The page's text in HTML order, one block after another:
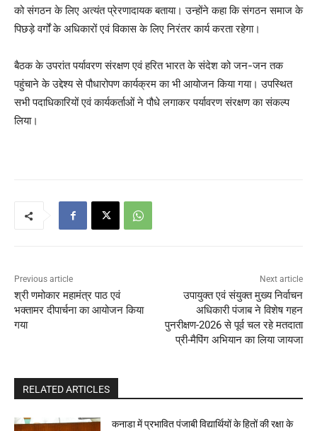
को संगठन के लिए अत्यंत प्रेरणादायक बताया। उन्होंने कहा कि संगठन समाज के
पिछड़े वर्गों के अधिकारों एवं विकास के लिए निरंतर कार्य करता रहेगा।
बैठक के उपरांत पर्यावरण संरक्षण एवं हरित भारत के संदेश को जन-जन तक
पहुंचाने के उद्देश्य से पौधारोपण कार्यक्रम का भी आयोजन किया गया। उपस्थित
सभी पदाधिकारियों एवं कार्यकर्ताओं ने पौधे लगाकर पर्यावरण संरक्षण का संकल्प
लिया।
Previous article
श्री णमोकार महामंत्र पाठ एवं
भक्तामर दीपार्चना का आयोजन किया
गया
Next article
उपायुक्त एवं संयुक्त मुख्य निर्वाचन
अधिकारी पंजाब ने विशेष गहन
पुनरीक्षण-2026 से पूर्व चल रहे मतदाता
प्री-मैपिंग अभियान का लिया जायजा
RELATED ARTICLES
कनाडा में प्रभावित पंजाबी विद्यार्थियों के हितों की रक्षा के